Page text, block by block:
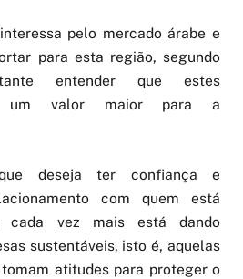
pelo mercado árabe e
para esta região, segundo
entender que estes
um valor maior para a
deseja ter confiança e
com quem está
cada vez mais está dando
sustentáveis, isto é, aquelas
atitudes para proteger o